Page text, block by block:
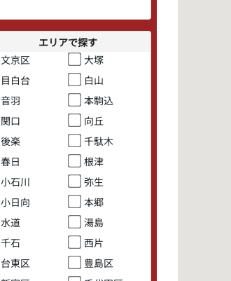
エリアで探す
文京区
大塚
目白台
白山
音羽
本駒込
関口
向丘
後楽
千駄木
春日
根津
小石川
弥生
小日向
本郷
水道
湯島
千石
西片
台東区
豊島区